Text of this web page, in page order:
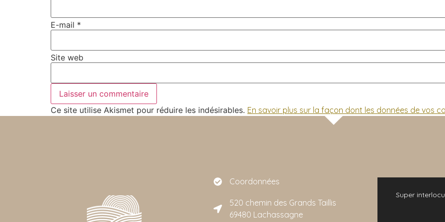
E-mail *
Site web
Ce site utilise Akismet pour réduire les indésirables. En savoir plus sur la façon dont les données de vos
Coordonnées
520 chemin des Grands Taillis
69480 Lachassagne
est remarquable et son rapport qualité/prix est
imbattable.
Super